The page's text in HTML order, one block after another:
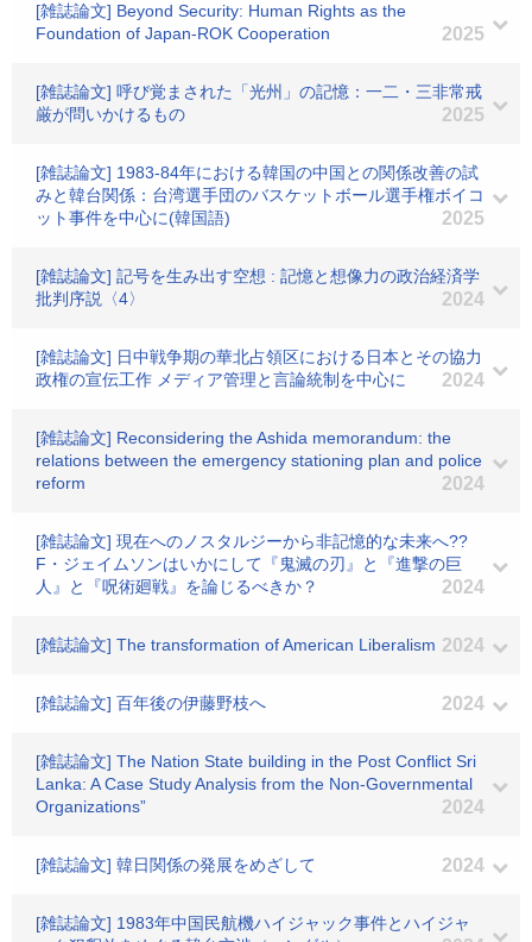
[雑誌論文] Beyond Security: Human Rights as the
Foundation of Japan-ROK Cooperation
2025
[雑誌論文] 呼び覚まされた「光州」の記憶：一二・三非常戒
厳が問いかけるもの
2025
[雑誌論文] 1983-84年における韓国の中国との関係改善の試
みと韓台関係：台湾選手団のバスケットボール選手権ボイコ
ット事件を中心に(韓国語)
2025
[雑誌論文] 記号を生み出す空想 : 記憶と想像力の政治経済学
批判序説〈4〉
2024
[雑誌論文] 日中戦争期の華北占領区における日本とその協力
政権の宣伝工作 メディア管理と言論統制を中心に
2024
[雑誌論文] Reconsidering the Ashida memorandum: the
relations between the emergency stationing plan and police
reform
2024
[雑誌論文] 現在へのノスタルジーから非記憶的な未来へ??
F・ジェイムソンはいかにして『鬼滅の刃』と『進撃の巨
人』と『呪術廻戦』を論じるべきか？
2024
[雑誌論文] The transformation of American Liberalism 2024
[雑誌論文] 百年後の伊藤野枝へ 2024
[雑誌論文] The Nation State building in the Post Conflict Sri
Lanka: A Case Study Analysis from the Non-Governmental
Organizations”
2024
[雑誌論文] 韓日関係の発展をめざして 2024
[雑誌論文] 1983年中国民航機ハイジャック事件とハイジャ